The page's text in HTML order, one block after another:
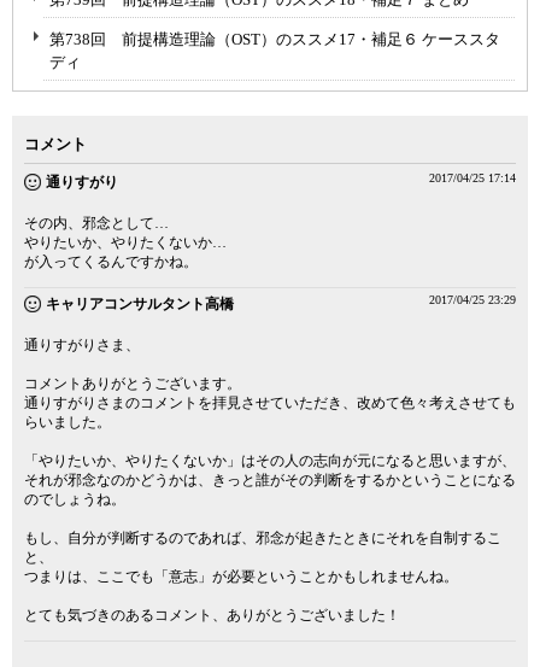
第738回 前提構造理論（OST）のススメ17・補足６ ケーススタ
ディ
コメント
通りすがり 2017/04/25 17:14
その内、邪念として…
やりたいか、やりたくないか…
が入ってくるんですかね。
キャリアコンサルタント高橋 2017/04/25 23:29
通りすがりさま、
コメントありがとうございます。
通りすがりさまのコメントを拝見させていただき、改めて色々考えさせても
らいました。
「やりたいか、やりたくないか」はその人の志向が元になると思いますが、
それが邪念なのかどうかは、きっと誰がその判断をするかということになる
のでしょうね。
もし、自分が判断するのであれば、邪念が起きたときにそれを自制するこ
と、
つまりは、ここでも「意志」が必要ということかもしれませんね。
とても気づきのあるコメント、ありがとうございました！